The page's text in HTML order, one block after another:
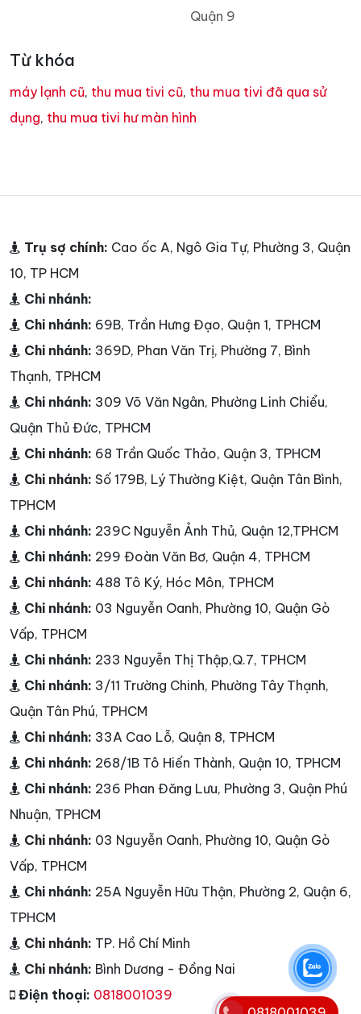
Quận 9
Từ khóa
máy lạnh cũ, thu mua tivi cũ, thu mua tivi đã qua sử
dụng, thu mua tivi hư màn hình
Trụ sợ chính: Cao ốc A, Ngô Gia Tự, Phường 3, Quận
10, TP HCM
Chi nhánh:
Chi nhánh: 69B, Trần Hưng Đạo, Quận 1, TPHCM
Chi nhánh: 369D, Phan Văn Trị, Phường 7, Bình
Thạnh, TPHCM
Chi nhánh: 309 Võ Văn Ngân, Phường Linh Chiểu,
Quận Thủ Đức, TPHCM
Chi nhánh: 68 Trần Quốc Thảo, Quận 3, TPHCM
Chi nhánh: Số 179B, Lý Thường Kiệt, Quận Tân Bình,
TPHCM
Chi nhánh: 239C Nguyễn Ảnh Thủ, Quận 12,TPHCM
Chi nhánh: 299 Đoàn Văn Bơ, Quận 4, TPHCM
Chi nhánh: 488 Tô Ký, Hóc Môn, TPHCM
Chi nhánh: 03 Nguyễn Oanh, Phường 10, Quận Gò
Vấp, TPHCM
Chi nhánh: 233 Nguyễn Thị Thập,Q.7, TPHCM
Chi nhánh: 3/11 Trường Chinh, Phường Tây Thạnh,
Quận Tân Phú, TPHCM
Chi nhánh: 33A Cao Lỗ, Quận 8, TPHCM
Chi nhánh: 268/1B Tô Hiến Thành, Quận 10, TPHCM
Chi nhánh: 236 Phan Đăng Lưu, Phường 3, Quận Phú
Nhuận, TPHCM
Chi nhánh: 03 Nguyễn Oanh, Phường 10, Quận Gò
Vấp, TPHCM
Chi nhánh: 25A Nguyễn Hữu Thận, Phường 2, Quận 6,
TPHCM
Chi nhánh: TP. Hồ Chí Minh
Chi nhánh: Bình Dương - Đồng Nai
Điện thoại: 0818001039